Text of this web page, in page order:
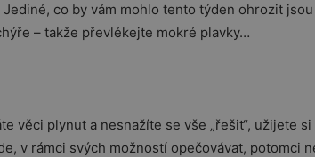
co by vám mohlo tento týden ohrozit
– takže převlékejte mokré plavky…
věci plynut a nesnažíte se vše „řešit“, užijete
v rámci svých možností opečovávat, potomci